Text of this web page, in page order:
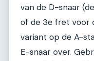
van de D-snaar
of de 3e fret voor
variant op de A-
E-snaar over.